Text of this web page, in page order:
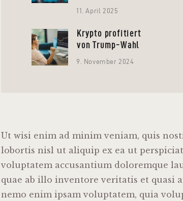
11. April 2025
Krypto profitiert
von Trump-Wahl
9. November 2024
Ut wisi enim ad minim veniam, quis
lobortis nisl ut aliquip ex ea ut
voluptatem accusantium doloremque
quae ab illo inventore veritatis et quasi
nemo enim ipsam voluptatem, quia